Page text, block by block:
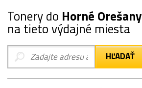
Tonery do Horné Orešany
na tieto výdajné miesta